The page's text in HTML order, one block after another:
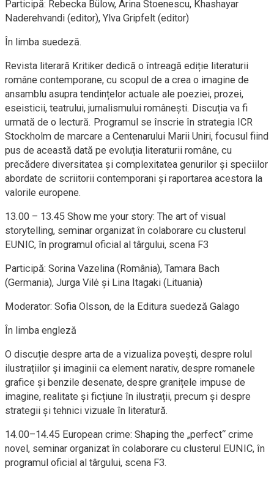
Participă: Rebecka Bülow, Arina Stoenescu, Khashayar
Naderehvandi (editor), Ylva Gripfelt (editor)
În limba suedeză.
Revista literară Kritiker dedică o întreagă ediție literaturii
române contemporane, cu scopul de a crea o imagine de
ansamblu asupra tendințelor actuale ale poeziei, prozei,
eseisticii, teatrului, jurnalismului românești. Discuția va fi
urmată de o lectură. Programul se înscrie în strategia ICR
Stockholm de marcare a Centenarului Marii Uniri, focusul fiind
pus de această dată pe evoluția literaturii române, cu
precădere diversitatea și complexitatea genurilor și speciilor
abordate de scriitorii contemporani și raportarea acestora la
valorile europene.
13.00 – 13.45 Show me your story: The art of visual
storytelling, seminar organizat în colaborare cu clusterul
EUNIC, în programul oficial al târgului, scena F3
Participă: Sorina Vazelina (România), Tamara Bach
(Germania), Jurga Vilė și Lina Itagaki (Lituania)
Moderator: Sofia Olsson, de la Editura suedeză Galago
În limba engleză
O discuție despre arta de a vizualiza povești, despre rolul
ilustrațiilor și imaginii ca element narativ, despre romanele
grafice și benzile desenate, despre granițele impuse de
imagine, realitate și ficțiune în ilustrații, precum și despre
strategii și tehnici vizuale în literatură.
14.00–14.45 European crime: Shaping the „perfect“ crime
novel, seminar organizat în colaborare cu clusterul EUNIC, în
programul oficial al târgului, scena F3.